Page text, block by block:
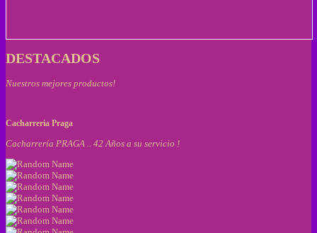
DESTACADOS
Nuestros mejores productos!
Cacharreria Praga
Cacharrería PRAGA .. 42 Años a su servicio !